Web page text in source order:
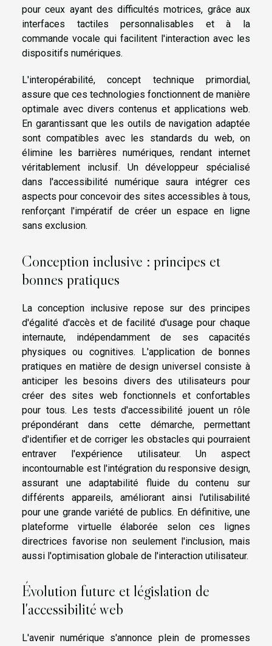
pour ceux ayant des difficultés motrices, grâce aux
interfaces tactiles personnalisables et à la
commande vocale qui facilitent l'interaction avec les
dispositifs numériques.
L'interopérabilité, concept technique primordial,
assure que ces technologies fonctionnent de manière
optimale avec divers contenus et applications web.
En garantissant que les outils de navigation adaptée
sont compatibles avec les standards du web, on
élimine les barrières numériques, rendant internet
véritablement inclusif. Un développeur spécialisé
dans l'accessibilité numérique saura intégrer ces
aspects pour concevoir des sites accessibles à tous,
renforçant l'impératif de créer un espace en ligne
sans exclusion.
Conception inclusive : principes et
bonnes pratiques
La conception inclusive repose sur des principes
d'égalité d'accès et de facilité d'usage pour chaque
internaute, indépendamment de ses capacités
physiques ou cognitives. L'application de bonnes
pratiques en matière de design universel consiste à
anticiper les besoins divers des utilisateurs pour
créer des sites web fonctionnels et confortables
pour tous. Les tests d'accessibilité jouent un rôle
prépondérant dans cette démarche, permettant
d'identifier et de corriger les obstacles qui pourraient
entraver l'expérience utilisateur. Un aspect
incontournable est l'intégration du responsive design,
assurant une adaptabilité fluide du contenu sur
différents appareils, améliorant ainsi l'utilisabilité
pour une grande variété de publics. En définitive, une
plateforme virtuelle élaborée selon ces lignes
directrices favorise non seulement l'inclusion, mais
aussi l'optimisation globale de l'interaction utilisateur.
Évolution future et législation de
l'accessibilité web
L'avenir numérique s'annonce plein de promesses